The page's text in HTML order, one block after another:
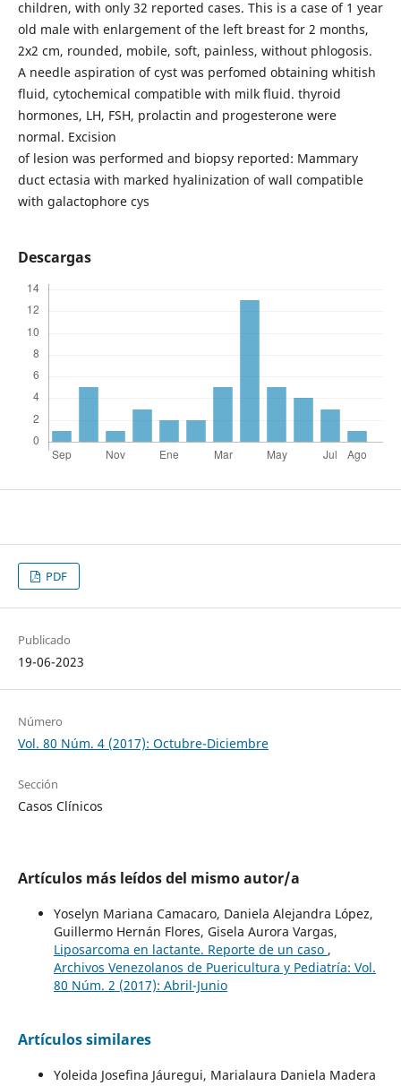
children, with only 32 reported cases. This is a case of 1 year
old male with enlargement of the left breast for 2 months,
2x2 cm, rounded, mobile, soft, painless, without phlogosis.
A needle aspiration of cyst was perfomed obtaining whitish
fluid, cytochemical compatible with milk fluid. thyroid
hormones, LH, FSH, prolactin and progesterone were
normal. Excision
of lesion was performed and biopsy reported: Mammary
duct ectasia with marked hyalinization of wall compatible
with galactophore cys
Descargas
PDF
Publicado
19-06-2023
Número
Vol. 80 Núm. 4 (2017): Octubre-Diciembre
Sección
Casos Clínicos
Artículos más leídos del mismo autor/a
Yoselyn Mariana Camacaro, Daniela Alejandra López,
Guillermo Hernán Flores, Gisela Aurora Vargas,
Liposarcoma en lactante. Reporte de un caso ,
Archivos Venezolanos de Puericultura y Pediatría: Vol.
80 Núm. 2 (2017): Abril-Junio
Artículos similares
Yoleida Josefina Jáuregui, Marialaura Daniela Madera